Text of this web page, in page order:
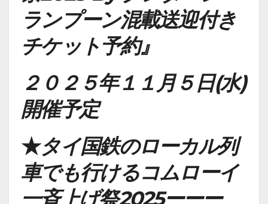
ランプーン混載送迎付き
チケット予約』
２０２５年１１月５日(水)
開催予定
★タイ国鉄のローカル列
車でも行けるコムローイ
一斉上げ祭2025ーーー